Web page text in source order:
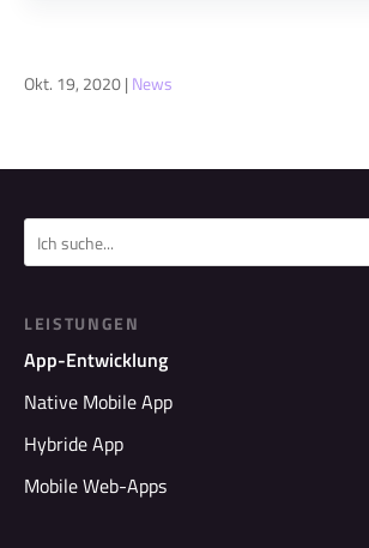
Okt. 19, 2020| News
LEISTUNGEN
App-Entwicklung
Native Mobile App
Hybride App
Mobile Web-Apps